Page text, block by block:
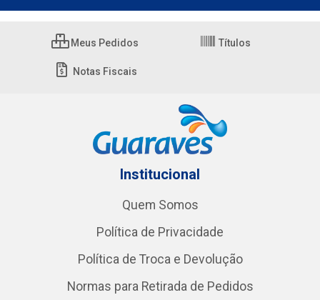
Meus Pedidos Títulos
Notas Fiscais
Institucional
Quem Somos
Política de Privacidade
Política de Troca e Devolução
Normas para Retirada de Pedidos